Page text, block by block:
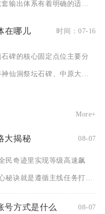
输出体系有着明确的适用
在哪儿 时间：07-16
碑的核心固定点位主要分
仙洞祭坛石碑、中原大名
More+
大揭秘 08-07
民奇迹里实现等级高速飙
秘诀就是遵循主线任务打
益副本优先、多倍道具集
号方式是什么 08-07